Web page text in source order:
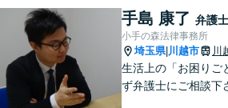
ん。問題を解決する
切なサポートを提供
お気軽にご相談くだ
手島 康了 弁護士
小手の森法律事務所
埼玉県| 川越市 川
生活上の「お困りご
ず弁護士にご相談下